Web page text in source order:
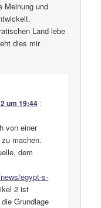
Meinung und
Land lebe
dies mir
um 19:44 :
von einer
machen.
dem
egypt-s-
2 ist
Grundlage